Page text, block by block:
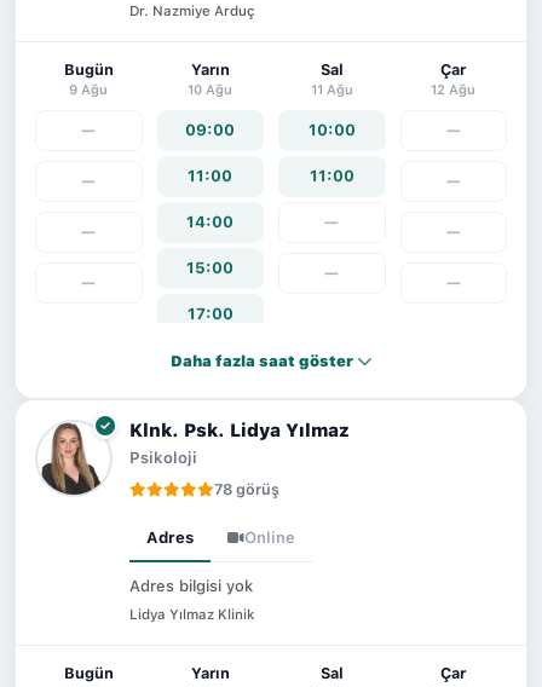
Dr. Nazmiye Arduç
Bugün
9 Ağu
—
—
—
—
Yarın
10 Ağu
09:00
11:00
14:00
15:00
17:00
Sal
11 Ağu
10:00
11:00
—
—
Çar
12 Ağu
—
—
—
—
Daha fazla saat göster
Klnk. Psk. Lidya Yılmaz
Psikoloji
78 görüş
Adres Online
Adres bilgisi yok
Lidya Yılmaz Klinik
Bugün Yarın Sal Çar